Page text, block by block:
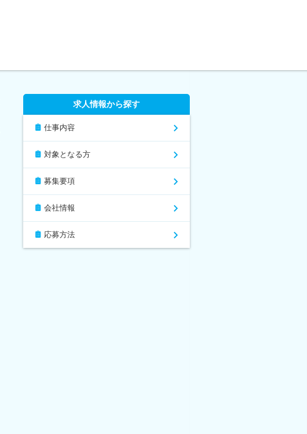
求人情報から探す
仕事内容
対象となる方
募集要項
会社情報
応募方法